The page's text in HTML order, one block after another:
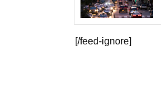
[/feed-ignore]